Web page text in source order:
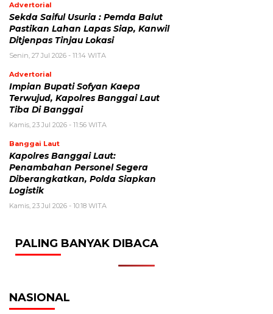
Advertorial
Sekda Saiful Usuria : Pemda Balut
Pastikan Lahan Lapas Siap, Kanwil
Ditjenpas Tinjau Lokasi
Senin, 27 Jul 2026 - 11:14 WITA
Advertorial
Impian Bupati Sofyan Kaepa
Terwujud, Kapolres Banggai Laut
Tiba Di Banggai
Kamis, 23 Jul 2026 - 11:56 WITA
Banggai Laut
Kapolres Banggai Laut:
Penambahan Personel Segera
Diberangkatkan, Polda Siapkan
Logistik
Kamis, 23 Jul 2026 - 10:18 WITA
PALING BANYAK DIBACA
NASIONAL